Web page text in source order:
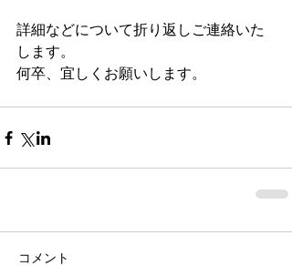
詳細などについて折り返しご連絡いた
します。
何卒、宜しくお願いします。
コメント